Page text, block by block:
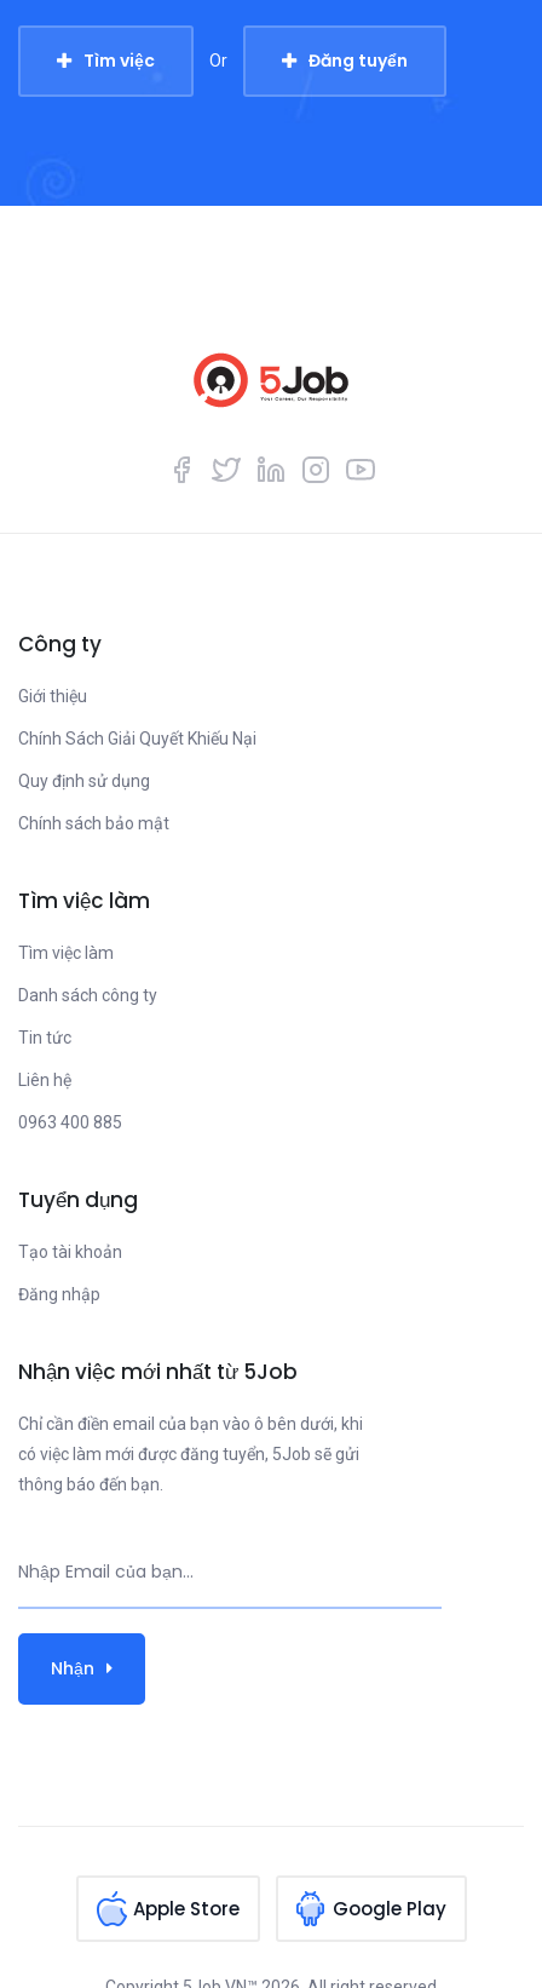
Tìm việc Or Đăng tuyển
Công ty
Giới thiệu
Chính Sách Giải Quyết Khiếu Nại
Quy định sử dụng
Chính sách bảo mật
Tìm việc làm
Tìm việc làm
Danh sách công ty
Tin tức
Liên hệ
0963 400 885
Tuyển dụng
Tạo tài khoản
Đăng nhập
Nhận việc mới nhất từ 5Job
Chỉ cần điền email của bạn vào ô bên dưới, khi
có việc làm mới được đăng tuyển, 5Job sẽ gửi
thông báo đến bạn.
Nhận
Apple Store Google Play